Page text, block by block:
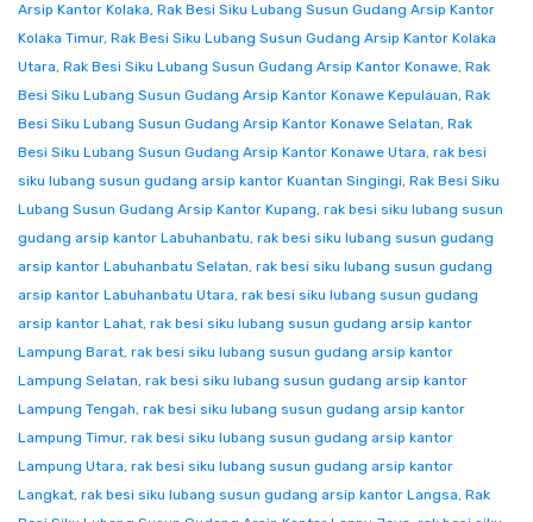
Arsip Kantor Kolaka, Rak Besi Siku Lubang Susun Gudang Arsip Kantor
Kolaka Timur, Rak Besi Siku Lubang Susun Gudang Arsip Kantor Kolaka
Utara, Rak Besi Siku Lubang Susun Gudang Arsip Kantor Konawe, Rak
Besi Siku Lubang Susun Gudang Arsip Kantor Konawe Kepulauan, Rak
Besi Siku Lubang Susun Gudang Arsip Kantor Konawe Selatan, Rak
Besi Siku Lubang Susun Gudang Arsip Kantor Konawe Utara, rak besi
siku lubang susun gudang arsip kantor Kuantan Singingi, Rak Besi Siku
Lubang Susun Gudang Arsip Kantor Kupang, rak besi siku lubang susun
gudang arsip kantor Labuhanbatu, rak besi siku lubang susun gudang
arsip kantor Labuhanbatu Selatan, rak besi siku lubang susun gudang
arsip kantor Labuhanbatu Utara, rak besi siku lubang susun gudang
arsip kantor Lahat, rak besi siku lubang susun gudang arsip kantor
Lampung Barat, rak besi siku lubang susun gudang arsip kantor
Lampung Selatan, rak besi siku lubang susun gudang arsip kantor
Lampung Tengah, rak besi siku lubang susun gudang arsip kantor
Lampung Timur, rak besi siku lubang susun gudang arsip kantor
Lampung Utara, rak besi siku lubang susun gudang arsip kantor
Langkat, rak besi siku lubang susun gudang arsip kantor Langsa, Rak